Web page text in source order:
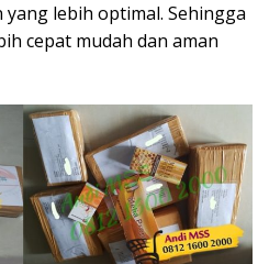
yang lebih optimal. Sehingga
cepat mudah dan aman